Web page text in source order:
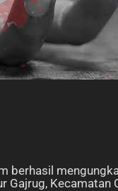
berhasil
Gajrug, Kecamatan